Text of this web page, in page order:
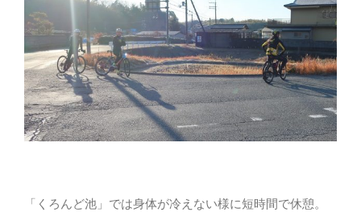
「くろんど池」では身体が冷えない様に短時間で休憩。